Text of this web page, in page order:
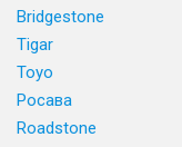
Bridgestone
Tigar
Toyo
Росава
Roadstone